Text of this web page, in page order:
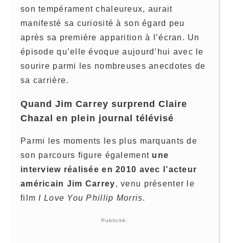
son tempérament chaleureux, aurait
manifesté sa curiosité à son égard peu
après sa première apparition à l’écran. Un
épisode qu’elle évoque aujourd’hui avec le
sourire parmi les nombreuses anecdotes de
sa carrière.
Quand Jim Carrey surprend Claire
Chazal en plein journal télévisé
Parmi les moments les plus marquants de
son parcours figure également une
interview réalisée en 2010 avec l’acteur
américain Jim Carrey, venu présenter le
film I Love You Phillip Morris.
Publicité: